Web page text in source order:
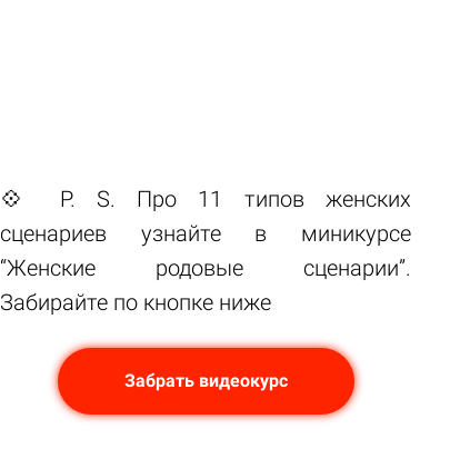
💠 P. S. Про 11 типов женских
сценариев узнайте в миникурсе
“Женские родовые сценарии”.
Забирайте по кнопке ниже
Забрать видеокурс